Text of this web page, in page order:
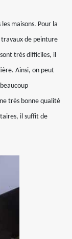
maisons. Pour la
travaux de peinture
très difficiles, il
Ainsi, on peut
très bonne qualité
il suffit de